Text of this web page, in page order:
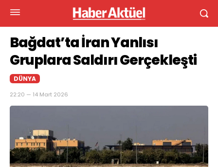
Bağdat’ta İran Yanlısı
Gruplara Saldırı Gerçekleşti
DÜNYA
22:20 — 14 Mart 2026